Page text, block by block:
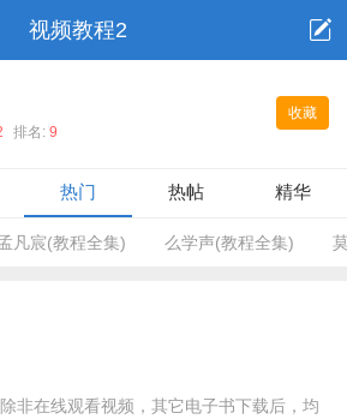
视频教程2
收藏
排名: 9
热门 热帖 精华
凡宸(教程全集) 么学声(教程全集)
非在线观看视频，其它电子书下载后，均